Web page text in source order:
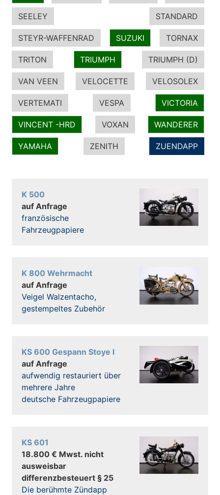
SEELEY STANDARD
STEYR-WAFFENRAD SUZUKI TORNAX
TRITON TRIUMPH TRIUMPH (D)
VAN VEEN VELOCETTE VELOSOLEX
VERTEMATI VESPA VICTORIA
VINCENT -HRD VOXAN WANDERER
YAMAHA ZENITH ZUENDAPP
K 500
auf Anfrage
französische
Fahrzeugpapiere
K 800 Wehrmacht
auf Anfrage
Veigel Walzentacho,
gestempeltes Zubehör
KS 600 Gespann Stoye I
auf Anfrage
aufwendig restauriert über
mehrere Jahre
deutsche Fahrzeugpapiere
KS 601
18.800 € Mwst. nicht
ausweisbar
differenzbesteuert § 25
Die berühmte Zündapp